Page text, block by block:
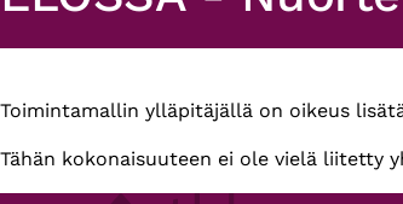
Murupolku
Primary
tabs
Toimintamallin ylläpitäjällä on oikeus
Tähän kokonaisuuteen ei ole vielä liitetty